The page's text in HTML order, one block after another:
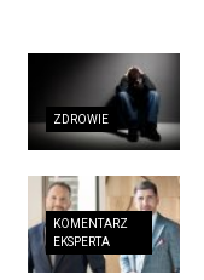
ZDROWIE
KOMENTARZ
EKSPERTA